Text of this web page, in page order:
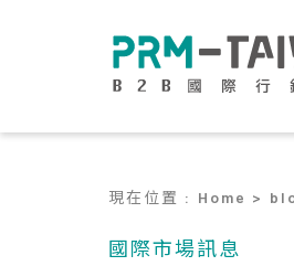
現在位置 : Home >
國際市場訊息